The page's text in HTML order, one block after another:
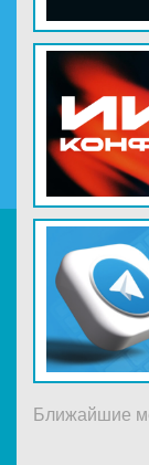
Ближайшие